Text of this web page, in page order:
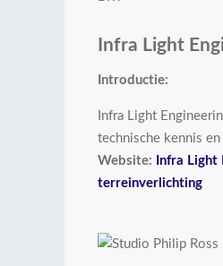
Infra Light
Introductie:
Infra Light
technische kennis
Website:
Infra
terreinverlichting